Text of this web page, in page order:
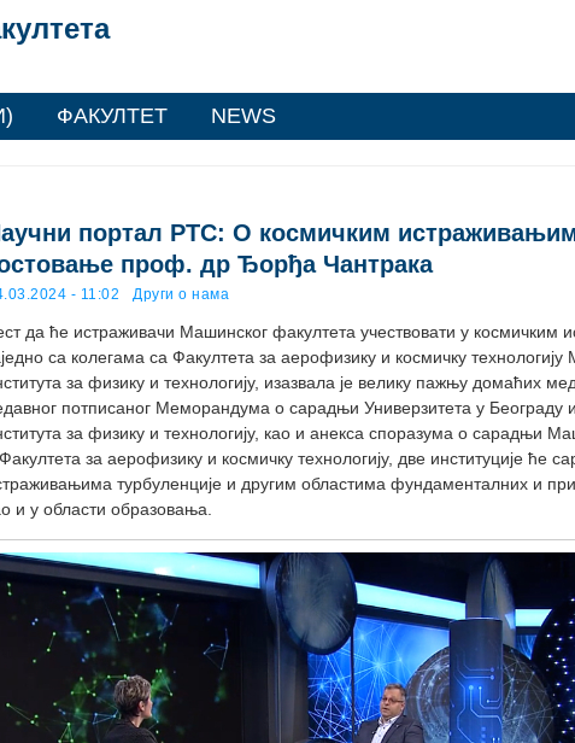
ФАКУЛТЕТ NEWS
портал РТС: О космичким
проф. др Ђорђа Чантрака
- 11:02 Други о нама
да ће истраживачи Машинског факултета учествовати у космичким
са колегама са Факултета за аерофизику и космичку технологију
за физику и технологију, изазвала је велику пажњу домаћих
потписаног Меморандума о сарадњи Универзитета у Београду
за физику и технологију, као и анекса споразума о сарадњи
за аерофизику и космичку технологију, две институције ће
турбуленције и другим областима фундаменталних и
и у области образовања.